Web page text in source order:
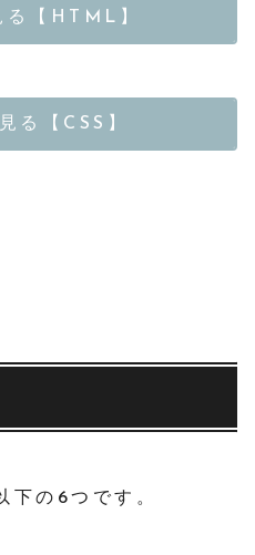
る【HTML】
る【CSS】
下の6つです。